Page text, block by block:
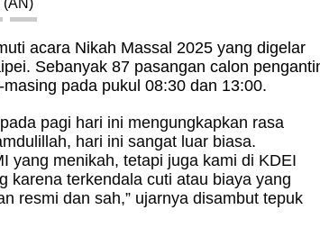
(AN)
acara Nikah Massal 2025 yang digelar
Sebanyak 87 pasangan calon
pada pukul 08:30 dan 13:00.
pagi hari ini mengungkapkan rasa
hari ini sangat luar biasa.
yang menikah, tetapi juga kami di KDEI
karena terkendala cuti atau biaya yang
resmi dan sah,” ujarnya disambut tepuk